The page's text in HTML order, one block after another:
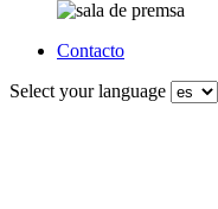
Contacto
Select your language